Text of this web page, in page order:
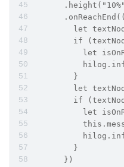
let
if
let
        }
let
if
let
        }
      })